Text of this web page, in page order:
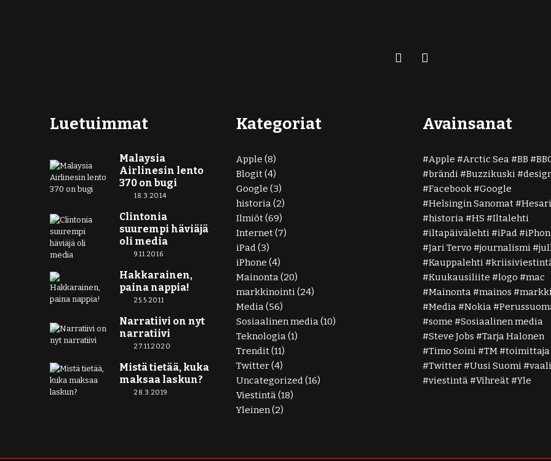
Luetuimmat
Malaysia
Airlinesin lento
370 on bugi
18.3.2014
Clintonia
suurempi häviäjä
oli media
9.11.2016
Hakkarainen,
paina nappia!
25.5.2011
Narratiivi on nyt
narratiivi
27.11.2020
Mistä tietää, kuka
maksaa laskun?
28.3.2019
Kategoriat
Apple (8)
Blogit(4)
Google (3)
historia (2)
Ilmiöt(69)
Internet(7)
iPad (3)
iPhone (4)
Mainonta (20)
markkinointi (24)
Media (56)
Sosiaalinen media (10)
Teknologia (1)
Trendit(11)
Twitter(4)
Uncategorized (16)
Viestintä (18)
Yleinen (2)
Avainsanat
Apple Arctic Sea BB
brändi
Buzzikuski
Facebook
Google
Helsingin Sanomat
Hesari
historia
HS
Iltalehti
iltapäivälehti
iPad
Jari Tervo
journalismi
Kauppalehti
Kuukausiliite
logo
mac
Mainonta
mainos
Media
Nokia
some
Sosiaalinen media
Steve Jobs
Tarja Halonen
Timo Soini
TM
toimittaja
Twitter
Uusi Suomi
viestintä
Vihreät Yle